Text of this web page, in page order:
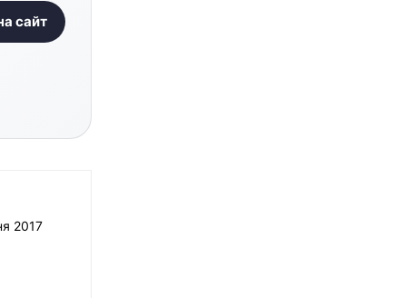
сайт
2017